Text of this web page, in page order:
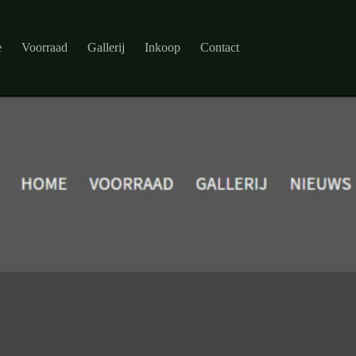
Voorraad Gallerij Inkoop Contact